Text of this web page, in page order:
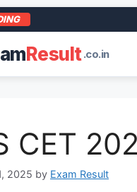
Result.co.in
CET
2025 by Exam Result